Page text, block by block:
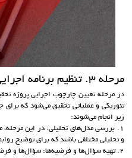
مرحله 3. تنظيم برنامه اجرايي (Practical Plan):
در مرحله تعیین چارچوب اجرایی پروژه
تئوریکی و عملیاتی تحقیق می‌شود که
زیر انجام می‌شوند:
1. بررسی مدل‌های تحلیلی: در این
و تحلیلی مختلفی باشند که برای توضیح
2. تهیه سؤال‌ها و فرضیه‌ها: سؤال‌ها و